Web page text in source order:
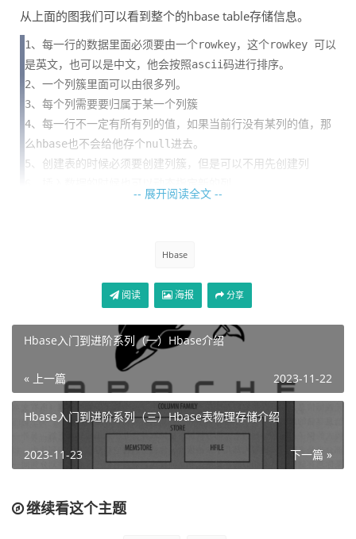
从上面的图我们可以看到整个的hbase table存储信息。
1、每一行的数据里面必须要由一个rowkey，这个rowkey 可以
是英文，也可以是中文，他会按照ascii码进行排序。
2、一个列簇里面可以由很多列。
3、每个列需要要归属于某一个列簇
4、每一行不一定有所有列的值，如果当前行没有某列的值，那
么hbase也不会给他存个null进去。
5、创建表的时候必须要创建列簇，但是可以不用先创建列
真正的成长, 源于内心的觉醒和不懈的努力, 你的信念
和行动, 将铺就通往更好的自己的道路
-- 展开阅读全文 --
Hbase
阅读 海报 分享
Hbase入门到进阶系列（一）Hbase介绍
« 上一篇 2023-11-22
Hbase入门到进阶系列（三）Hbase表物理存储介绍
下一篇 »
2023-11-23
继续看这个主题